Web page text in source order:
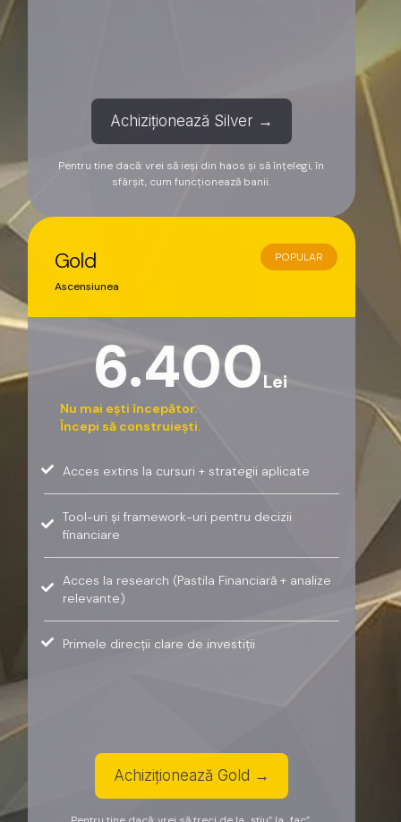
Achiziționează Silver →
Pentru tine dacă: vrei să ieși din haos și să înțelegi, în
sfârșit, cum funcționează banii.
Gold
Ascensiunea
6.400Lei
Nu mai ești începător.
Începi să construiești.
Acces extins la cursuri + strategii aplicate
Tool-uri și framework-uri pentru decizii
financiare
Acces la research (Pastila Financiară + analize
relevante)
Primele direcții clare de investiții
Achiziționează Gold →
POPULAR